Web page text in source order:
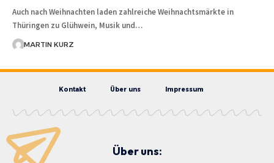
Auch nach Weihnachten laden zahlreiche Weihnachtsmärkte in
Thüringen zu Glühwein, Musik und…
MARTIN KURZ
Kontakt Über uns Impressum
Über uns: